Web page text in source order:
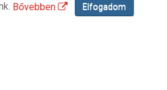
Bővebben Elfogadom